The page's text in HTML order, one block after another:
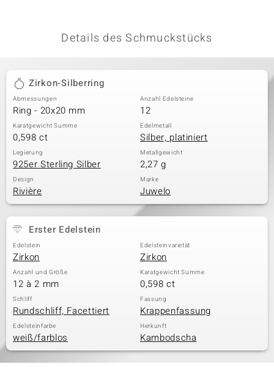
Details des Schmuckstücks
Zirkon-Silberring
Abmessungen
Ring - 20x20 mm
Anzahl Edelsteine
12
Karatgewicht Summe
0,598 ct
Edelmetall
Silber, platiniert
Legierung
925er Sterling Silber
Metallgewicht
2,27 g
Design
Rivière
Marke
Juwelo
Erster Edelstein
Edelstein
Zirkon
Edelsteinvarietät
Zirkon
Anzahl und Größe
12 à 2 mm
Karatgewicht Summe
0,598 ct
Schliff
Rundschliff, Facettiert
Fassung
Krappenfassung
Edelsteinfarbe
weiß/farblos
Herkunft
Kambodscha